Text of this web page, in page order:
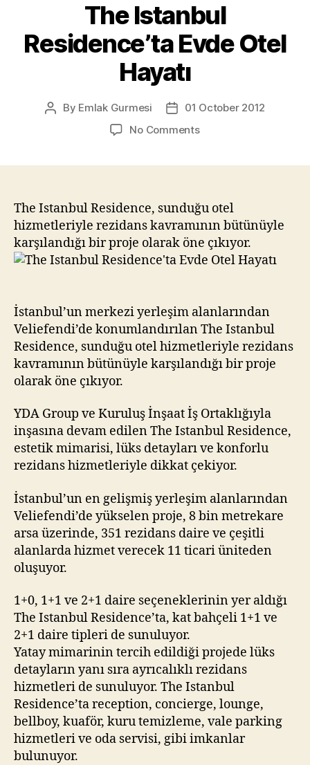
The Istanbul
Residence’ta Evde Otel
Hayatı
Post
By Emlak Gurmesi
Post01 October 2012
No Commentson
Otel
Hayatı
The Istanbul Residence, sunduğu otel
hizmetleriyle rezidans kavramının bütünüyle
karşılandığı bir proje olarak öne çıkıyor.
İstanbul’un merkezi yerleşim alanlarından
Veliefendi’de konumlandırılan The Istanbul
Residence, sunduğu otel hizmetleriyle rezidans
kavramının bütünüyle karşılandığı bir proje
olarak öne çıkıyor.
YDA Group ve Kuruluş İnşaat İş Ortaklığıyla
inşasına devam edilen The Istanbul Residence,
estetik mimarisi, lüks detayları ve konforlu
rezidans hizmetleriyle dikkat çekiyor.
İstanbul’un en gelişmiş yerleşim alanlarından
Veliefendi’de yükselen proje, 8 bin metrekare
arsa üzerinde, 351 rezidans daire ve çeşitli
alanlarda hizmet verecek 11 ticari üniteden
oluşuyor.
1+0, 1+1 ve 2+1 daire seçeneklerinin yer aldığı
The Istanbul Residence’ta, kat bahçeli 1+1 ve
2+1 daire tipleri de sunuluyor.
Yatay mimarinin tercih edildiği projede lüks
detayların yanı sıra ayrıcalıklı rezidans
hizmetleri de sunuluyor. The Istanbul
Residence’ta reception, concierge, lounge,
bellboy, kuaför, kuru temizleme, vale parking
hizmetleri ve oda servisi, gibi imkanlar
bulunuyor.